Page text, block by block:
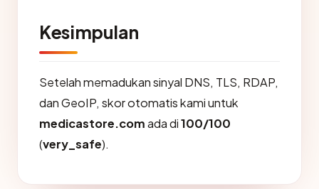
Kesimpulan
Setelah memadukan sinyal DNS, TLS, RDAP,
dan GeoIP, skor otomatis kami untuk
medicastore.comada di100/100
(very_safe).